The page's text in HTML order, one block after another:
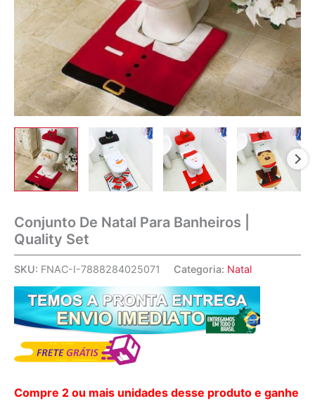
Conjunto De Natal Para Banheiros |
Quality Set
SKU: FNAC-I-7888284025071 Categoria: Natal
Compre 2 ou mais unidades desse produto e ganhe